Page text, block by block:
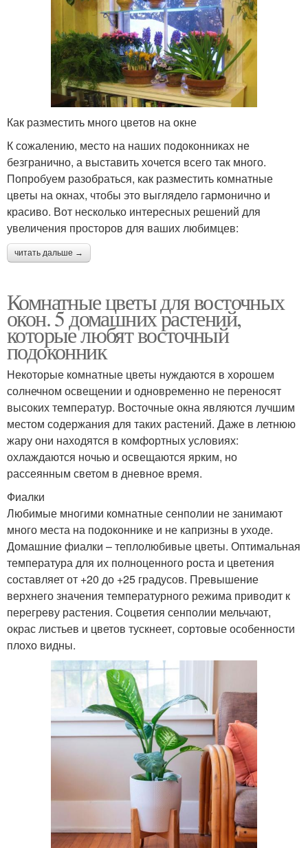
Как разместить много цветов на окне
К сожалению, место на наших подоконниках не
безгранично, а выставить хочется всего так много.
Попробуем разобраться, как разместить комнатные
цветы на окнах, чтобы это выглядело гармонично и
красиво. Вот несколько интересных решений для
увеличения просторов для ваших любимцев:
читать дальше →
Комнатные цветы для восточных
окон. 5 домашних растений,
которые любят восточный
подоконник
Некоторые комнатные цветы нуждаются в хорошем
солнечном освещении и одновременно не переносят
высоких температур. Восточные окна являются лучшим
местом содержания для таких растений. Даже в летнюю
жару они находятся в комфортных условиях:
охлаждаются ночью и освещаются ярким, но
рассеянным светом в дневное время.
Фиалки
Любимые многими комнатные сенполии не занимают
много места на подоконнике и не капризны в уходе.
Домашние фиалки – теплолюбивые цветы. Оптимальная
температура для их полноценного роста и цветения
составляет от +20 до +25 градусов. Превышение
верхнего значения температурного режима приводит к
перегреву растения. Соцветия сенполии мельчают,
окрас листьев и цветов тускнеет, сортовые особенности
плохо видны.